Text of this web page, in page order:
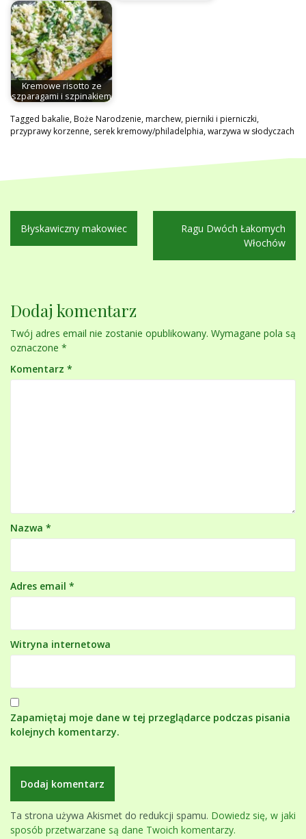
Kremowe risotto ze
szparagami i szpinakiem
Tagged bakalie,Boże Narodzenie,marchew,pierniki i pierniczki,
przyprawy korzenne, serek kremowy/philadelphia,warzywa w słodyczach
Nawigacja
wpisu
Błyskawiczny makowiec
Ragu Dwóch Łakomych
Włochów
Dodaj komentarz
Twój adres email nie zostanie opublikowany. Wymagane pola są
oznaczone *
Komentarz *
Nazwa *
Adres email *
Witryna internetowa
Zapamiętaj moje dane w tej przeglądarce podczas pisania
kolejnych komentarzy.
Ta strona używa Akismet do redukcji spamu. Dowiedz się, w jaki
sposób przetwarzane są dane Twoich komentarzy.